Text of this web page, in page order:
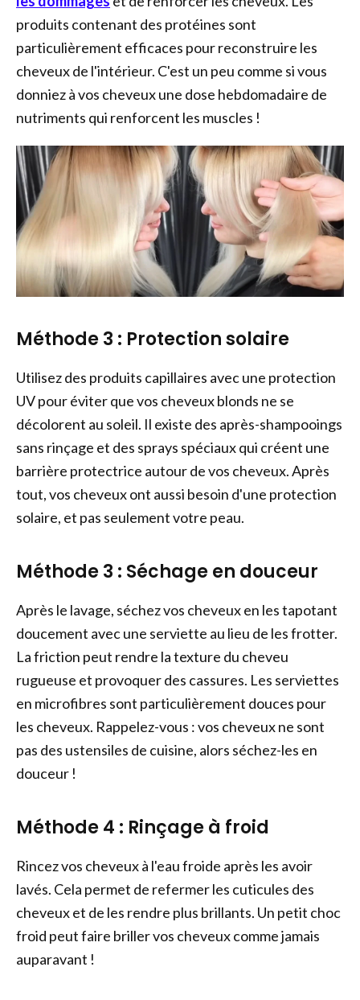
produits contenant des protéines sont
particulièrement efficaces pour reconstruire les
cheveux de l'intérieur. C'est un peu comme si vous
donniez à vos cheveux une dose hebdomadaire de
nutriments qui renforcent les muscles !
Méthode 3 : Protection solaire
Utilisez des produits capillaires avec une protection
UV pour éviter que vos cheveux blonds ne se
décolorent au soleil. Il existe des après-shampooings
sans rinçage et des sprays spéciaux qui créent une
barrière protectrice autour de vos cheveux. Après
tout, vos cheveux ont aussi besoin d'une protection
solaire, et pas seulement votre peau.
Méthode 3 : Séchage en douceur
Après le lavage, séchez vos cheveux en les tapotant
doucement avec une serviette au lieu de les frotter.
La friction peut rendre la texture du cheveu
rugueuse et provoquer des cassures. Les serviettes
en microfibres sont particulièrement douces pour
les cheveux. Rappelez-vous : vos cheveux ne sont
pas des ustensiles de cuisine, alors séchez-les en
douceur !
Méthode 4 : Rinçage à froid
Rincez vos cheveux à l'eau froide après les avoir
lavés. Cela permet de refermer les cuticules des
cheveux et de les rendre plus brillants. Un petit choc
froid peut faire briller vos cheveux comme jamais
auparavant !